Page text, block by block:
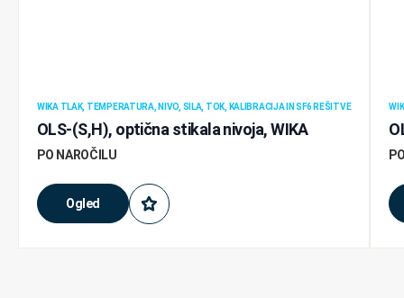
WIKA TLAK, TEMPERATURA, NIVO, SILA, TOK, KALIBRACIJA IN SF6 REŠITVE
OLS-(S,H), optična stikala nivoja, WIKA
Ogled
PO NAROČILU